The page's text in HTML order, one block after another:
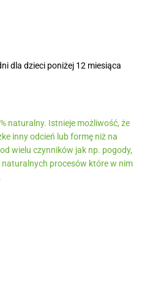
dla dzieci poniżej 12 miesiąca
naturalny. Istnieje możliwość, że
inny odcień lub formę niż na
wielu czynników jak np. pogody,
procesów które w nim